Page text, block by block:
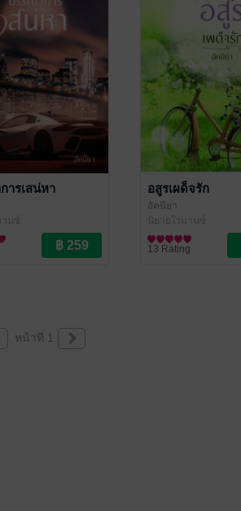
ารเสน่หา
านซ์
อสูรเผด็จรัก
อัคนียา
นิยายโรมานซ์
13 Rating
หน้าที่ 1